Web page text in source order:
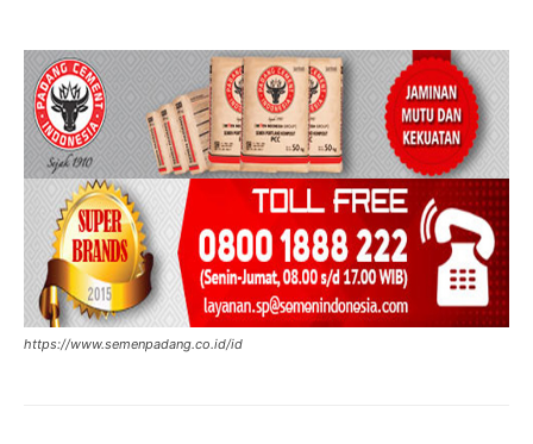
https://www.semenpadang.co.id/id